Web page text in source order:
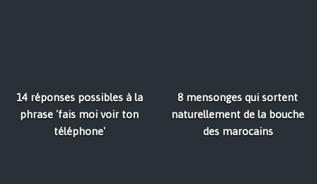
14 réponses possibles à la
phrase 'fais moi voir ton
téléphone'
8 mensonges qui sortent
naturellement de la bouche
des marocains